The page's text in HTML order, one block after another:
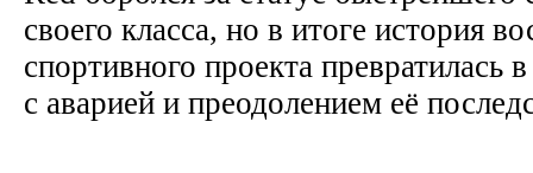
своего класса, но в итоге история
спортивного проекта превратилась
с аварией и преодолением её